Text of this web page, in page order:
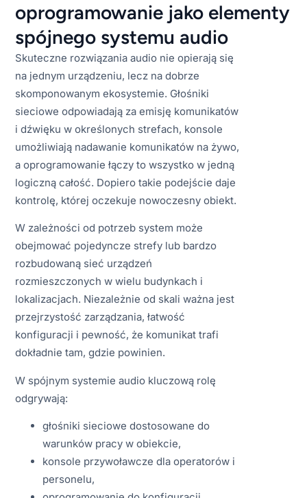
oprogramowanie jako elementy
spójnego systemu audio
Skuteczne rozwiązania audio nie opierają się
na jednym urządzeniu, lecz na dobrze
skomponowanym ekosystemie. Głośniki
sieciowe odpowiadają za emisję komunikatów
i dźwięku w określonych strefach, konsole
umożliwiają nadawanie komunikatów na żywo,
a oprogramowanie łączy to wszystko w jedną
logiczną całość. Dopiero takie podejście daje
kontrolę, której oczekuje nowoczesny obiekt.
W zależności od potrzeb system może
obejmować pojedyncze strefy lub bardzo
rozbudowaną sieć urządzeń
rozmieszczonych w wielu budynkach i
lokalizacjach. Niezależnie od skali ważna jest
przejrzystość zarządzania, łatwość
konfiguracji i pewność, że komunikat trafi
dokładnie tam, gdzie powinien.
W spójnym systemie audio kluczową rolę
odgrywają:
głośniki sieciowe dostosowane do
warunków pracy w obiekcie,
konsole przywoławcze dla operatorów i
personelu,